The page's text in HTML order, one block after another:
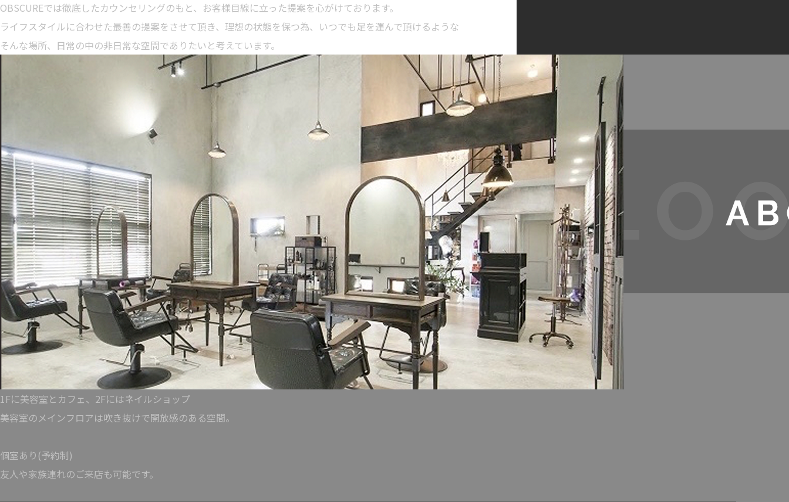
OBSCUREでは徹底したカウンセリングのもと、お客様目線に立った提案を心がけております。
ライフスタイルに合わせた最善の提案をさせて頂き、理想の状態を保つ為、いつでも足を運んで頂けるような
そんな場所、日常の中の非日常な空間でありたいと考えています。
1Fに美容室とカフェ、2Fにはネイルショップ
美容室のメインフロアは吹き抜けで開放感のある空間。
個室あり(予約制)
友人や家族連れのご来店も可能です。